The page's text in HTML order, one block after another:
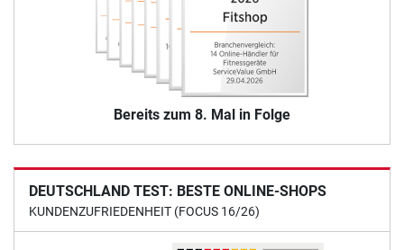
Bereits zum 8. Mal in Folge
DEUTSCHLAND TEST: BESTE ONLINE-SHOPS
KUNDENZUFRIEDENHEIT (FOCUS 16/26)